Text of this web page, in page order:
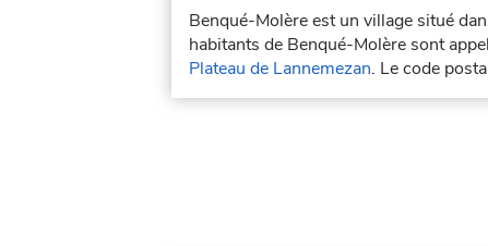
Benqué-Molère est un village situé
habitants de Benqué-Molère sont
Plateau de Lannemezan. Le code